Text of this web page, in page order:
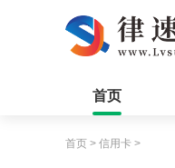
首页
首页 > 信用卡 >